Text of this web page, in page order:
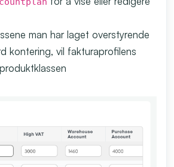
man har laget overstyrende
kontering, vil fakturaprofilens